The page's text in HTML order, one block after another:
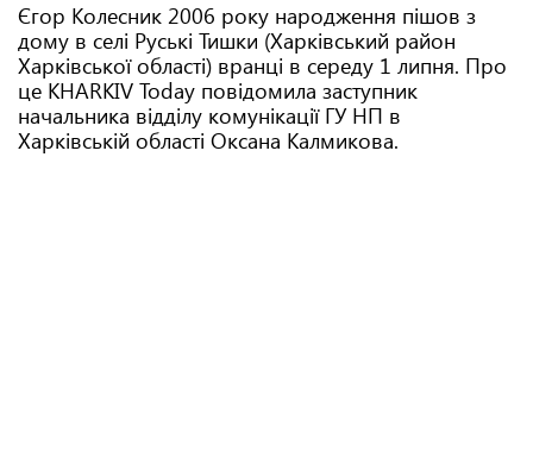
Єгор Колесник 2006 року народження пішов з
дому в селі Руські Тишки (Харківський район
Харківської області) вранці в середу 1 липня. Про
це KHARKIV Today повідомила заступник
начальника відділу комунікації ГУ НП в
Харківській області Оксана Калмикова.